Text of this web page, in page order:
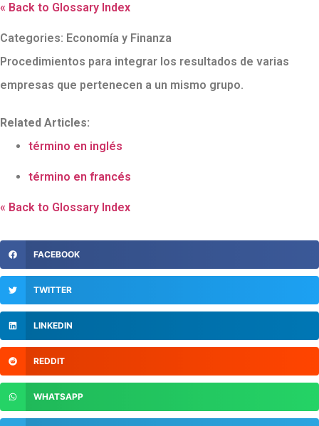
« Back to Glossary Index
Categories: Economía y Finanza
Procedimientos para integrar los resultados de varias
empresas que pertenecen a un mismo grupo.
Related Articles:
término en inglés
término en francés
« Back to Glossary Index
FACEBOOK
TWITTER
LINKEDIN
REDDIT
WHATSAPP